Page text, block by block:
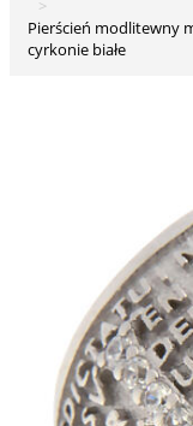
Pierścień modlitewny mater, od Benedictus, srebro 925 rodowane i
cyrkonie białe